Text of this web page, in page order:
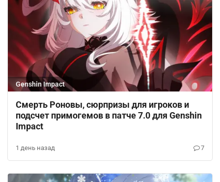
Genshin Impact
Смерть Роновы, сюрпризы для игроков и
подсчет примогемов в патче 7.0 для Genshin
Impact
1 день назад 7